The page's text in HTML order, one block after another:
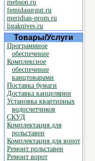
mebson.ru
femidasurgut.ru
meridian-prom.ru
ligaknives.ru
Товары/Услуги
Программное
обеспечение
Комплексное
обеспечение
канцтоварами
Поставка бумаги
Доставка канцелярии
Установка квартирных
водосчетчиков
СКУД
Комплектация для
рольставен
Комплектация для ворот
Ремонт рольставен
Ремонт ворот